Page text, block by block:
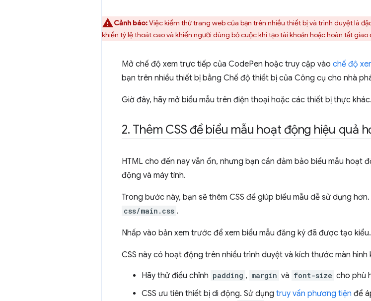
Cảnh báo:Việc kiểm thử trang web của bạn trên nhiều thiết bị và trình duyệt là
khiến tỷ lệ thoát caovà khiến người dùng bỏ cuộc khi tạo tài khoản hoặc hoàn tất giao
Mở chế độ xem trực tiếp của CodePen hoặc truy cập vào chế độ
bạn trên nhiều thiết bị bằng Chế độ thiết bị của Công cụ cho nhà
Giờ đây, hãy mở biểu mẫu trên điện thoại hoặc các thiết bị thực
2. Thêm CSS để biểu mẫu hoạt động hiệu quả
HTML cho đến nay vẫn ổn, nhưng bạn cần đảm bảo biểu mẫu hoạt
động và máy tính.
Trong bước này, bạn sẽ thêm CSS để giúp biểu mẫu dễ sử dụng hơn.
css/main.css .
Nhấp vào bản xem trước để xem biểu mẫu đăng ký đã được tạo kiểu.
CSS này có hoạt động trên nhiều trình duyệt và kích thước màn hình
Hãy thử điều chỉnh padding , margin và font-size cho phù
CSS ưu tiên thiết bị di động. Sử dụng truy vấn phương tiện để